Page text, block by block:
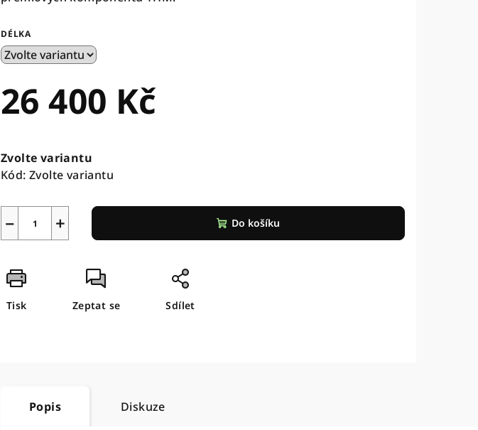
DÉLKA
26 400 Kč
cena:
Zvolte variantu
Kód: Zvolte variantu
+
− Do košíku
Tisk Zeptat se Sdílet
Popis Diskuze